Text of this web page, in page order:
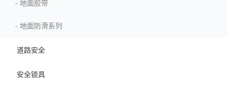
- 地面胶带
- 地面防滑系列
道路安全
安全锁具